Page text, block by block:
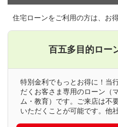
住宅ローンをご利用の方は、お
百五多目的ロー
特別金利でもっとお得に！当
だくお客さま専用のローン（
ム・教育）です。ご来店は不
いただくことが可能です。他